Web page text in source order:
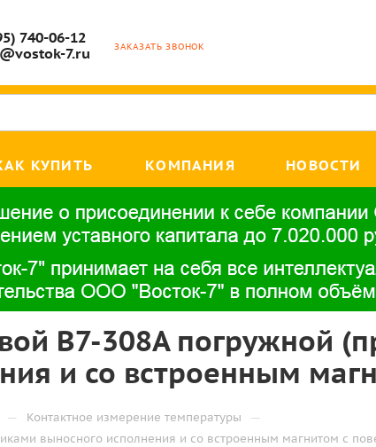
740-06-12
7.ru
ЗАКАЗАТЬ ЗВОНОК
КУПИТЬ КОМПАНИЯ НОВОСТИ
В7-308А погружной
и со встроенным
— Контактное измерение температуры —
выносного исполнения и со встроенным магнитом с